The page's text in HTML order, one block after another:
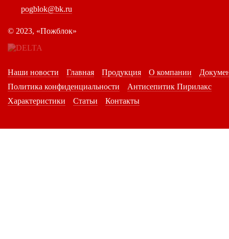
pogblok@bk.ru
© 2023, «Пожблок»
Наши новости Главная Продукция О компании
Политика конфиденциальности
Антисепитик Пирилакс
Характеристики
Статьи Контакты